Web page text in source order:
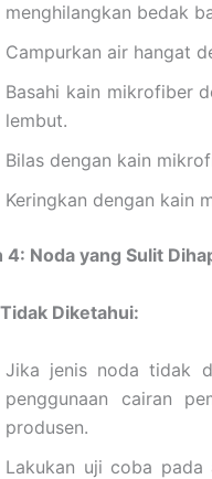
menghilangkan bedak
Campurkan air hangat
Basahi kain mikrofiber
lembut.
Bilas dengan kain
Keringkan dengan kain
4: Noda yang Sulit
Diketahui:
Jika jenis noda tidak
penggunaan cairan
produsen.
Lakukan uji coba